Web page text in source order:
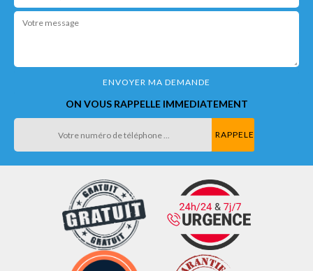
ON VOUS RAPPELLE IMMEDIATEMENT